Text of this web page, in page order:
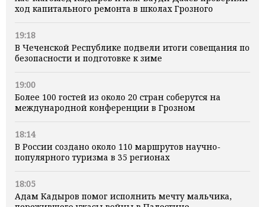
ход капитального ремонта в школах Грозного
19:18
В Чеченской Республике подвели итоги совещания по
безопасности и подготовке к зиме
19:00
Более 100 гостей из около 20 стран соберутся на
международной конференции в Грозном
18:14
В России создано около 110 маршрутов научно-
популярного туризма в 35 регионах
18:05
Адам Кадыров помог исполнить мечту мальчика,